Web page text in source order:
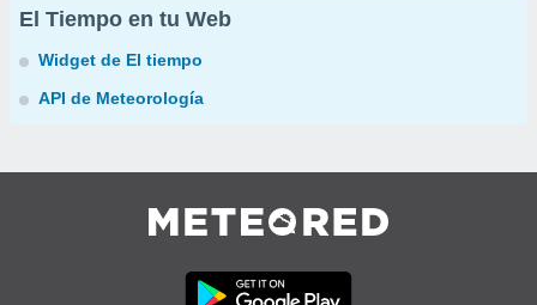
El Tiempo en tu Web
Widget de El tiempo
API de Meteorología